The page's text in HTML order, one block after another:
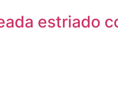
estriado